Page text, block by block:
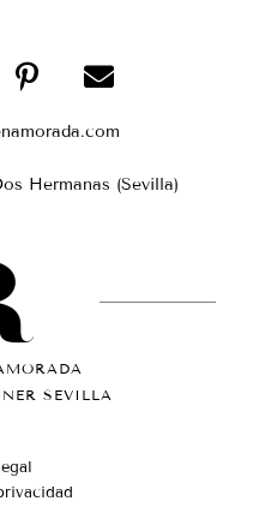
Hermanas (Sevilla)
SEVILLA